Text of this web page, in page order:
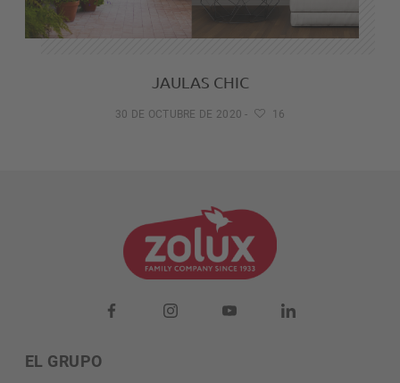
JAULAS CHIC
30 DE OCTUBRE DE 2020 - 16
EL GRUPO